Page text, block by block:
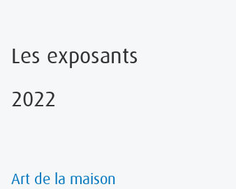
Les exposants
2022
Art de la maison